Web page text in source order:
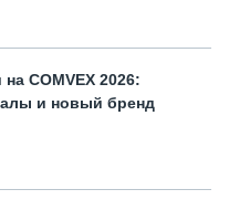
COMVEX 2026:
и новый бренд